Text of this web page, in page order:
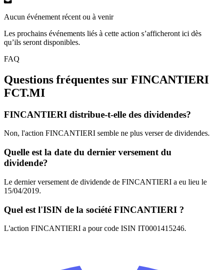
Aucun événement récent ou à venir
Les prochains événements liés à cette action s’afficheront ici dès
qu’ils seront disponibles.
FAQ
Questions fréquentes sur FINCANTIERI
FCT.MI
FINCANTIERI distribue-t-elle des dividendes?
Non, l'action FINCANTIERI semble ne plus verser de dividendes.
Quelle est la date du dernier versement du
dividende?
Le dernier versement de dividende de FINCANTIERI a eu lieu le
15/04/2019.
Quel est l'ISIN de la société FINCANTIERI ?
L'action FINCANTIERI a pour code ISIN IT0001415246.